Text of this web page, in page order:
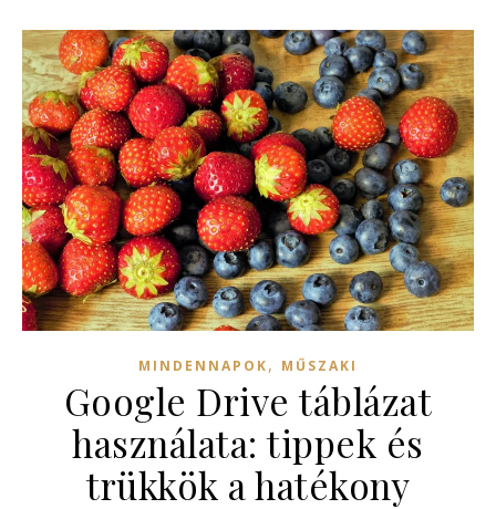
MINDENNAPOK, MŰSZAKI
Google Drive táblázat
használata: tippek és
trükkök a hatékony